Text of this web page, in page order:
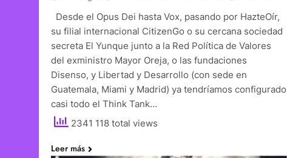
Desde el Opus Dei hasta Vox, pasando por HazteOír,
su filial internacional CitizenGo o su cercana sociedad
secreta El Yunque junto a la Red Política de Valores
del exministro Mayor Oreja, o las fundaciones
Disenso, y Libertad y Desarrollo (con sede en
Guatemala, Miami y Madrid) ya tendríamos configurado
casi todo el Think Tank…
2341 118 total views
Leer más